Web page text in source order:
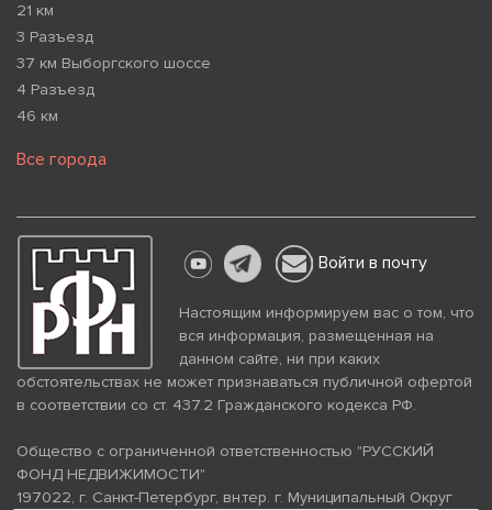
21 км
3 Разъезд
37 км Выборгского шоссе
4 Разъезд
46 км
Все города
Войти в почту
Настоящим информируем вас о том, что
вся информация, размещенная на
данном сайте, ни при каких
обстоятельствах не может признаваться публичной офертой
в соответствии со ст. 437.2 Гражданского кодекса РФ.
Общество с ограниченной ответственностью "РУССКИЙ
ФОНД НЕДВИЖИМОСТИ"
197022, г. Санкт-Петербург, вн.тер. г. Муниципальный Округ